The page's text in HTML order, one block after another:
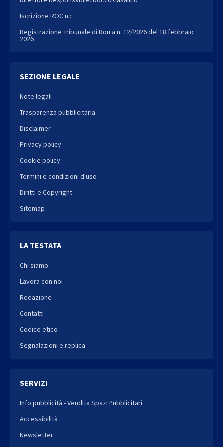
Iscrizione ROC n.:
Registrazione Tribunale di Roma n. 12/2026 del 18 febbraio
2026
SEZIONE LEGALE
Note legali
Trasparenza pubblicitaria
Disclaimer
Privacy policy
Cookie policy
Termini e condizioni d'uso
Diritti e Copyright
Sitemap
LA TESTATA
Chi siamo
Lavora con noi
Redazione
Contatti
Codice etico
Segnalazioni e replica
SERVIZI
Info pubblicità - Vendita Spazi Pubblicitari
Accessibilità
Newsletter